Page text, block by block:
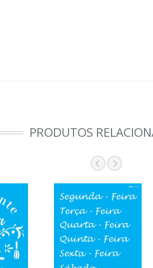
PRODUTOS